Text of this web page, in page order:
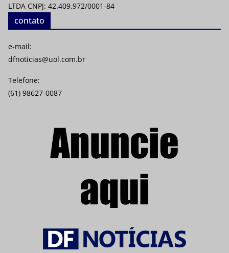
LTDA CNPJ: 42.409.972/0001-84
contato
e-mail:
dfnoticias@uol.com.br
Telefone:
(61) 98627-0087